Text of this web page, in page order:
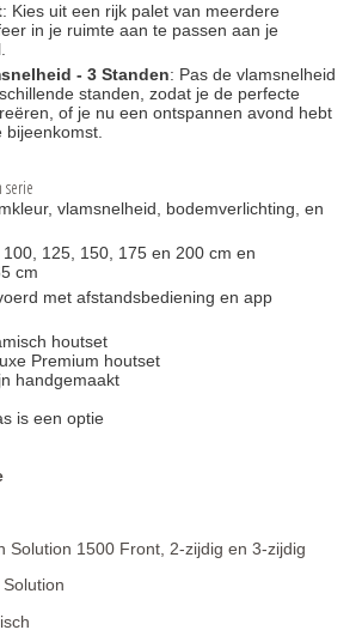
: Kies uit een rijk palet van meerdere
in je ruimte aan te passen aan je
- 3 Standen: Pas de vlamsnelheid
standen, zodat je de perfecte
of je nu een ontspannen avond hebt
serie
vlamsnelheid, bodemverlichting, en
125, 150, 175 en 200 cm en
cm
met afstandsbediening en app
houtset
Premium houtset
handgemaakt
is een optie
Solution 1500 Front, 2-zijdig en 3-zijdig